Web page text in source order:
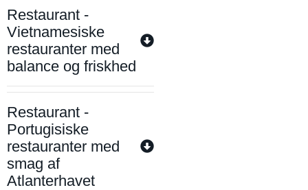
Restaurant -
Vietnamesiske
restauranter med
balance og friskhed
Restaurant -
Portugisiske
restauranter med
smag af
Atlanterhavet